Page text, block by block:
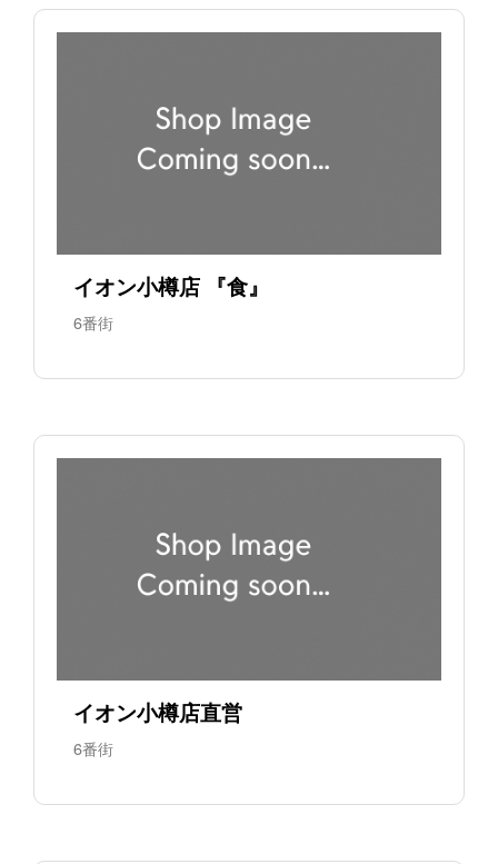
イオン小樽店 『食』
6番街
イオン小樽店直営
6番街